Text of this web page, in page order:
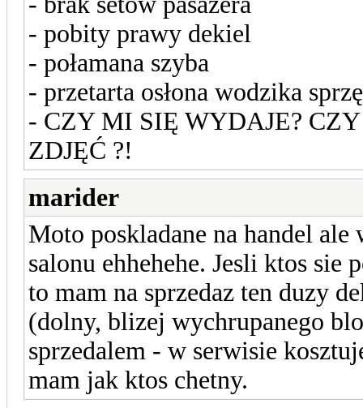
- pobity prawy dekiel
- połamana szyba
- przetarta osłona wodzika
- CZY MI SIĘ WYDAJE?
ZDJĘĆ ?!
marider
Moto poskladane na handel
salonu ehhehehe. Jesli ktos sie
to mam na sprzedaz ten duzy
(dolny, blizej wychrupanego
sprzedalem - w serwisie
mam jak ktos chetny.